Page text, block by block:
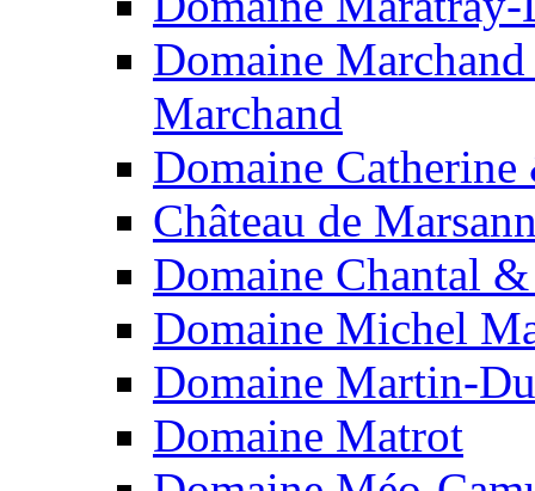
Domaine
Marchand
Domaine
Château de
Domaine Chantal
Domaine Michel
Domaine Martin-
Domaine Matrot